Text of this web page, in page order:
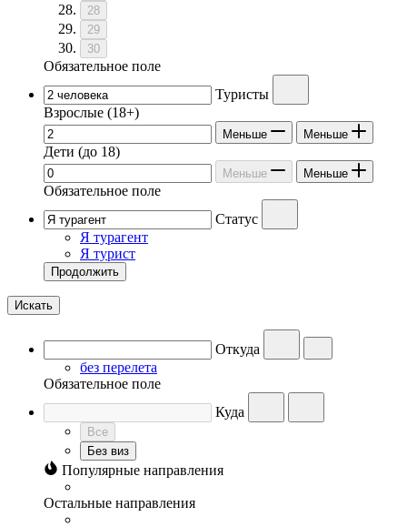
28
29
30
Обязательное поле
Туристы
Взрослые (18+)
Меньше Меньше
Дети (до 18)
Меньше Меньше
Обязательное поле
Статус
Я турагент
Я турист
Продолжить
Искать
Откуда
без перелета
Обязательное поле
Куда
Все
Без виз
Популярные направления
Остальные направления